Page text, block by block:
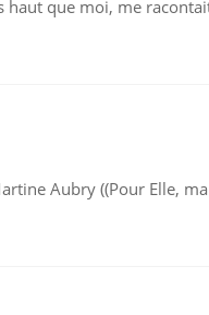
haut que moi, me
Aubry ((Pour Elle,